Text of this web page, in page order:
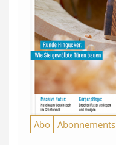
Abo Abonnements